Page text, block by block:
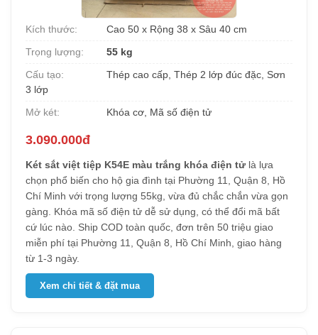
Kích thước:
Cao 50 x Rộng 38 x Sâu 40 cm
Trọng lượng:
55 kg
Cấu tạo:
Thép cao cấp, Thép 2 lớp đúc đặc, Sơn
3 lớp
Mở két:
Khóa cơ, Mã số điện tử
3.090.000đ
Két sắt việt tiệp K54E màu trắng khóa điện tửlà lựa
chọn phổ biến cho hộ gia đình tại Phường 11, Quận 8, Hồ
Chí Minh với trọng lượng 55kg, vừa đủ chắc chắn vừa gọn
gàng. Khóa mã số điện tử dễ sử dụng, có thể đổi mã bất
cứ lúc nào. Ship COD toàn quốc, đơn trên 50 triệu giao
miễn phí tại Phường 11, Quận 8, Hồ Chí Minh, giao hàng
từ 1-3 ngày.
Xem chi tiết & đặt mua